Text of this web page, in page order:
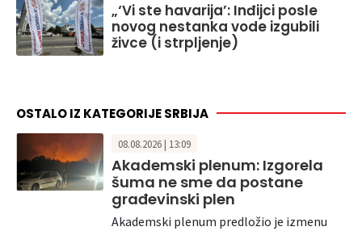
„‘Vi ste havarija’: Inđijci posle
novog nestanka vode izgubili
živce (i strpljenje)
OSTALO IZ KATEGORIJE SRBIJA
08.08.2026 | 13:09
Akademski plenum: Izgorela
šuma ne sme da postane
građevinski plen
Akademski plenum predložio je izmenu